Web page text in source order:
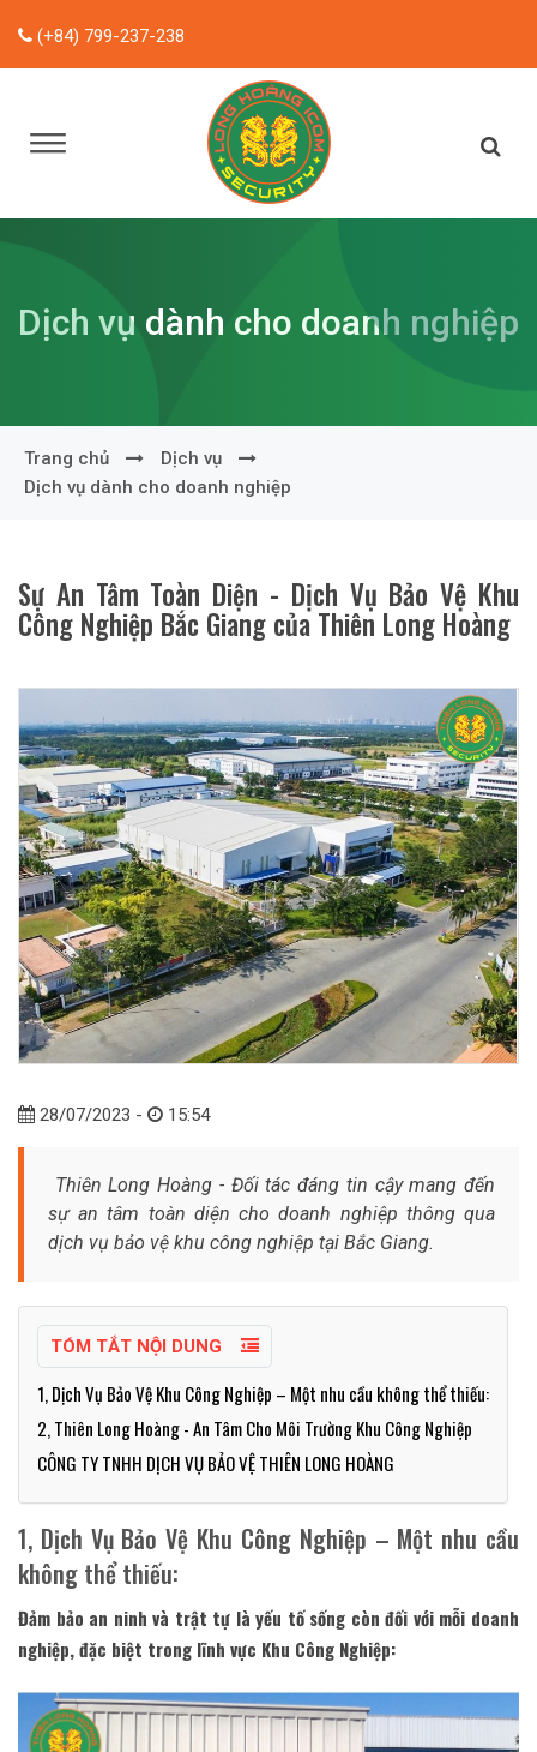
(+84) 799-237-238
Dịch vụ dành cho doanh nghiệp
Trang chủ
Dịch vụ
Dịch vụ dành cho doanh nghiệp
Sự An Tâm Toàn Diện - Dịch Vụ Bảo Vệ Khu
Công Nghiệp Bắc Giang của Thiên Long Hoàng
28/07/2023 - 15:54
Thiên Long Hoàng - Đối tác đáng tin cậy mang đến
sự an tâm toàn diện cho doanh nghiệp thông qua
dịch vụ bảo vệ khu công nghiệp tại Bắc Giang.
TÓM TẮT NỘI DUNG
1, Dịch Vụ Bảo Vệ Khu Công Nghiệp – Một nhu cầu không thể thiếu:
2, Thiên Long Hoàng - An Tâm Cho Môi Trường Khu Công Nghiệp
CÔNG TY TNHH DỊCH VỤ BẢO VỆ THIÊN LONG HOÀNG
1, Dịch Vụ Bảo Vệ Khu Công Nghiệp – Một nhu cầu
không thể thiếu:
Đảm bảo an ninh và trật tự là yếu tố sống còn đối với mỗi doanh
nghiệp, đặc biệt trong lĩnh vực Khu Công Nghiệp: